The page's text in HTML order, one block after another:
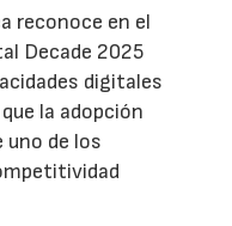
reconoce en el
Decade 2025
digitales
la adopción
uno de los